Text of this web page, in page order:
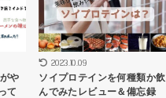
や
て
2023.10.09
ソイプロテインを何種類か飲
んでみたレビュー＆備忘録